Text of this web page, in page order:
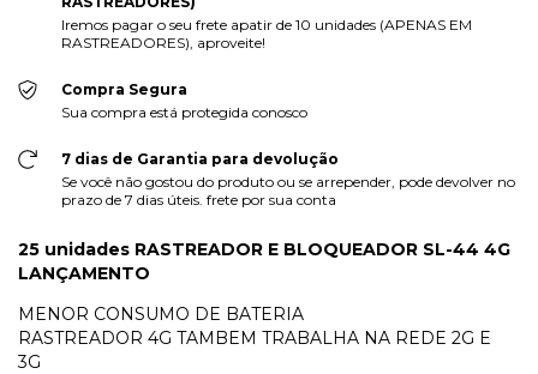
Iremos pagar o seu frete apatir de 10 unidades (APENAS EM
RASTREADORES), aproveite!
Compra Segura
Sua compra está protegida conosco
7 dias de Garantia para devolução
Se você não gostou do produto ou se arrepender, pode devolver no
prazo de 7 dias úteis. frete por sua conta
25 unidades RASTREADOR E BLOQUEADOR SL-44 4G
LANÇAMENTO
MENOR CONSUMO DE BATERIA
RASTREADOR 4G TAMBEM TRABALHA NA REDE 2G E
3G